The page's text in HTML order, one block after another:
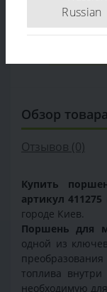
Обзор товара
Отзывов (0)
Купить
артикул 411275
городе Киев.
Поршень для
одной из
топлива
необходимую
Russian